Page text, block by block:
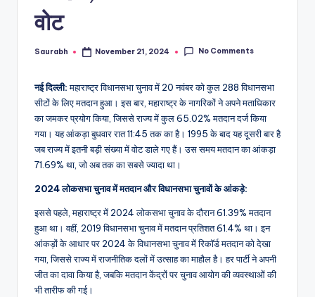
वोट
Posted
Saurabh November 21, 2024 No Comments
नई दिल्ली:महाराष्ट्र विधानसभा चुनाव में 20 नवंबर को कुल 288 विधानसभा
सीटों के लिए मतदान हुआ। इस बार, महाराष्ट्र के नागरिकों ने अपने मताधिकार
का जमकर प्रयोग किया, जिससे राज्य में कुल 65.02% मतदान दर्ज किया
गया। यह आंकड़ा बुधवार रात 11:45 तक का है। 1995 के बाद यह दूसरी बार है
जब राज्य में इतनी बड़ी संख्या में वोट डाले गए हैं। उस समय मतदान का आंकड़ा
71.69% था, जो अब तक का सबसे ज्यादा था।
2024 लोकसभा चुनाव में मतदान और विधानसभा चुनावों के आंकड़े:
इससे पहले, महाराष्ट्र में 2024 लोकसभा चुनाव के दौरान 61.39% मतदान
हुआ था। वहीं, 2019 विधानसभा चुनाव में मतदान प्रतिशत 61.4% था। इन
आंकड़ों के आधार पर 2024 के विधानसभा चुनाव में रिकॉर्ड मतदान को देखा
गया, जिससे राज्य में राजनीतिक दलों में उत्साह का माहौल है। हर पार्टी ने अपनी
जीत का दावा किया है, जबकि मतदान केंद्रों पर चुनाव आयोग की व्यवस्थाओं की
भी तारीफ की गई।